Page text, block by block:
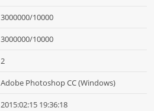
3000000/10000
3000000/10000
2
Adobe Photoshop CC (Windows)
2015:02:15 19:36:18